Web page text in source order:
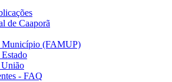
de Caaporã
(FAMUP)
- FAQ